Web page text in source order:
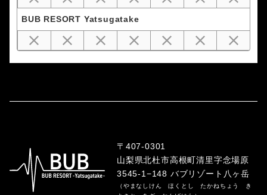
BUB RESORT Yatsugatake
〒407-0301
山梨県北杜市高根町清里字念場原
3545-1−148 バブリゾート八ヶ岳
（やまなしけん ほくとし たかねちょう き